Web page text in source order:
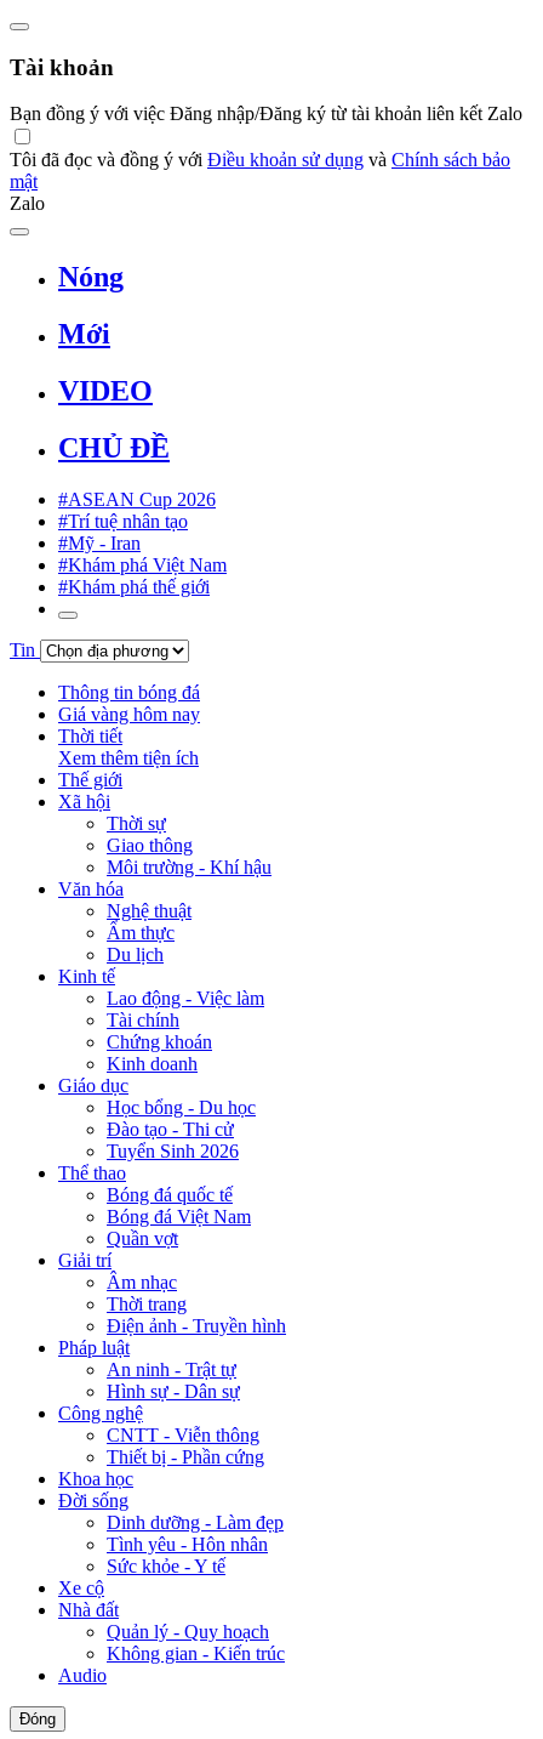
Tài khoản
Bạn đồng ý với việc Đăng nhập/Đăng ký từ tài khoản liên kết Zalo
Tôi đã đọc và đồng ý với Điều khoản sử dụng và Chính sách bảo
mật
Zalo
Nóng
Mới
VIDEO
CHỦ ĐỀ
#ASEAN Cup 2026
#Trí tuệ nhân tạo
#Mỹ - Iran
#Khám phá Việt Nam
#Khám phá thế giới
Tin
Thông tin bóng đá
Giá vàng hôm nay
Thời tiết
Xem thêm tiện ích
Thế giới
Xã hội
Thời sự
Giao thông
Môi trường - Khí hậu
Văn hóa
Nghệ thuật
Ẩm thực
Du lịch
Kinh tế
Lao động - Việc làm
Tài chính
Chứng khoán
Kinh doanh
Giáo dục
Học bổng - Du học
Đào tạo - Thi cử
Tuyển Sinh 2026
Thể thao
Bóng đá quốc tế
Bóng đá Việt Nam
Quần vợt
Giải trí
Âm nhạc
Thời trang
Điện ảnh - Truyền hình
Pháp luật
An ninh - Trật tự
Hình sự - Dân sự
Công nghệ
CNTT - Viễn thông
Thiết bị - Phần cứng
Khoa học
Đời sống
Dinh dưỡng - Làm đẹp
Tình yêu - Hôn nhân
Sức khỏe - Y tế
Xe cộ
Nhà đất
Quản lý - Quy hoạch
Không gian - Kiến trúc
Audio
Đóng